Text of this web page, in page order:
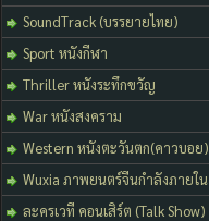
SoundTrack (บรรยายไทย)
Sport หนังกีฬา
Thriller หนังระทึกขวัญ
War หนังสงคราม
Western หนังตะวันตก(คาวบอย)
Wuxia ภาพยนตร์จีนกำลังภายใน
ละครเวที คอนเสิร์ต (Talk Show)